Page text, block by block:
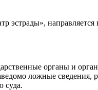
органы и
ложные сведения,
суда.